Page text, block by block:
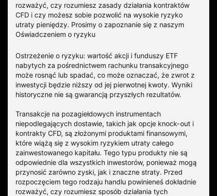
rozważyć, czy rozumiesz zasady działania kontraktów
CFD i czy możesz sobie pozwolić na wysokie ryzyko
utraty pieniędzy. Prosimy o zapoznanie się z naszym
Oświadczeniem o ryzyku
Ostrzeżenie o ryzyku: wartość akcji i funduszy ETF
nabytych za pośrednictwem rachunku transakcyjnego
może rosnąć lub spadać, co może oznaczać, że zwrot z
inwestycji będzie niższy od jej pierwotnej kwoty. Wyniki
historyczne nie są gwarancją przyszłych rezultatów.
Transakcje na pozagiełdowych instrumentach
niepodlegających dostawie, takich jak opcje knock-out i
kontrakty CFD, są złożonymi produktami finansowymi,
które wiążą się z wysokim ryzykiem utraty całego
zainwestowanego kapitału. Tego typu produkty nie są
odpowiednie dla wszystkich inwestorów, ponieważ mogą
przynosić zarówno zyski, jak i znaczne straty. Przed
rozpoczęciem tego rodzaju handlu powinieneś dokładnie
rozważyć, czy rozumiesz sposób działania tych